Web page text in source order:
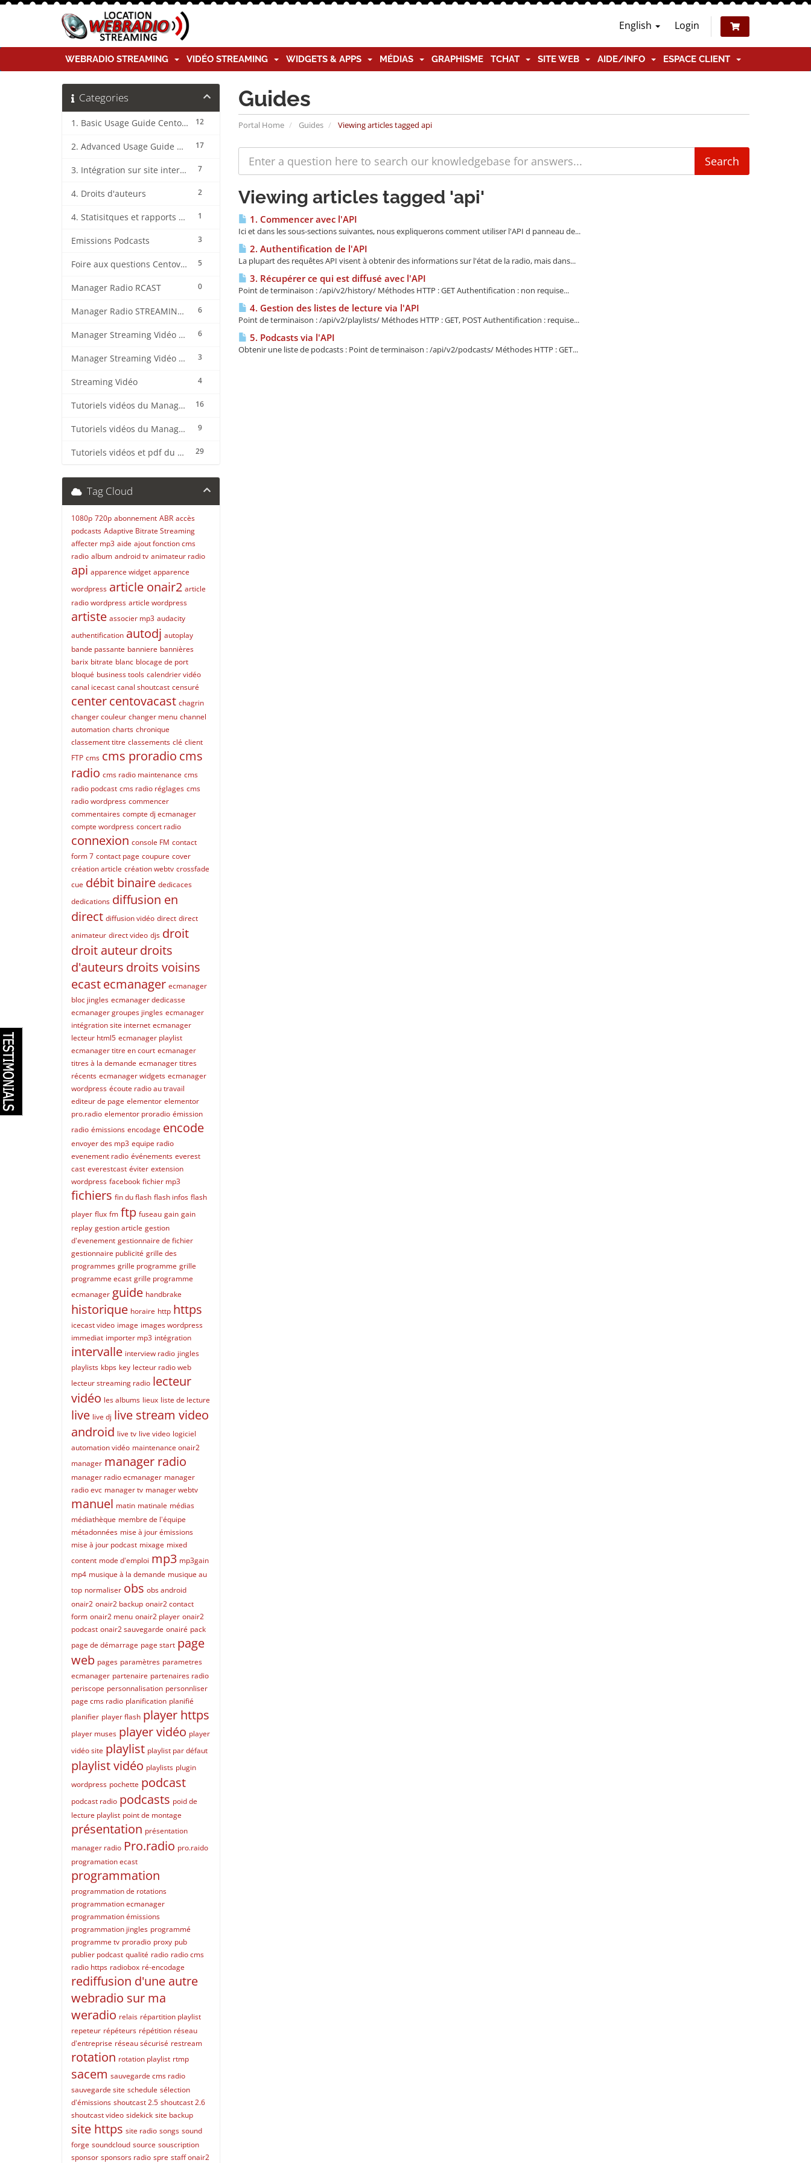
English Login
WEBRADIO STREAMING VIDÉO STREAMING WIDGETS & APPS MÉDIAS GRAPHISME TCHAT SITE WEB AIDE/INFO ESPACE CLIENT
Guides
Portal Home Guides Viewing articles tagged api
Categories
12
1. Basic Usage Guide CentovaCast
17
2. Advanced Usage Guide CentovaCast
7
3. Intégration sur site internet CentovaCast
2
4. Droits d'auteurs
1
4. Statisitques et rapports CentovaCast
3
Emissions Podcasts
5
Foire aux questions CentovaCast
0
Manager Radio RCAST
6
Manager Radio STREAMING CENTER
6
Manager Streaming Vidéo TVMCP
3
Manager Streaming Vidéo VDO
4
Streaming Vidéo
16
Tutoriels vidéos du Manager Radio CentovaCast
9
Tutoriels vidéos du Manager Radio STREAMING CENTER
29
Tutoriels vidéos et pdf du CMS Radio Wordpress + OnAir2/Pro.Radio
Viewing articles tagged 'api'
1. Commencer avec l'API
Ici et dans les sous-sections suivantes, nous expliquerons comment utiliser l'API d panneau de...
2. Authentification de l'API
La plupart des requêtes API visent à obtenir des informations sur l'état de la radio, mais dans...
3. Récupérer ce qui est diffusé avec l'API
Point de terminaison : /api/v2/history/ Méthodes HTTP : GET Authentification : non requise...
4. Gestion des listes de lecture via l'API
Point de terminaison : /api/v2/playlists/ Méthodes HTTP : GET, POST Authentification : requise...
5. Podcasts via l'API
Obtenir une liste de podcasts : Point de terminaison : /api/v2/podcasts/ Méthodes HTTP : GET...
Tag Cloud
1080p 720p abonnement ABR accès
podcasts Adaptive Bitrate Streaming
affecter mp3 aide ajout fonction cms
radio album android tv animateur radio
api apparence widget apparence
wordpress article onair2 article
radio wordpress article wordpress
artiste associer mp3 audacity
authentification autodj autoplay
bande passante banniere bannières
barix bitrate blanc blocage de port
bloqué business tools calendrier vidéo
canal icecast canal shoutcast censuré
centercentovacast chagrin
changer couleur changer menu channel
automation charts chronique
classement titre classements clé client
FTP cms cms proradio cms
radio cms radio maintenance cms
radio podcast cms radio réglages cms
radio wordpress commencer
commentaires compte dj ecmanager
compte wordpress concert radio
connexion console FM contact
form 7 contact page coupure cover
création article création webtv crossfade
cue débit binaire dedicaces
dedications diffusion en
direct diffusion vidéo direct direct
animateur direct video djs droit
droit auteurdroits
d'auteurs droits voisins
ecastecmanager ecmanager
bloc jingles ecmanager dedicasse
ecmanager groupes jingles ecmanager
intégration site internet ecmanager
lecteur html5 ecmanager playlist
ecmanager titre en court ecmanager
titres à la demande ecmanager titres
récents ecmanager widgets ecmanager
wordpress écoute radio au travail
editeur de page elementor elementor
pro.radio elementor proradio émission
radio émissions encodage encode
envoyer des mp3 equipe radio
evenement radio événements everest
cast everestcast éviter extension
wordpress facebook fichier mp3
fichiers fin du flash flash infos flash
player flux fm ftp fuseau gain gain
replay gestion article gestion
d'evenement gestionnaire de fichier
gestionnaire publicité grille des
programmes grille programme grille
programme ecast grille programme
ecmanager guide handbrake
historique horaire http https
icecast video image images wordpress
immediat importer mp3 intégration
intervalle interview radio jingles
playlists kbps key lecteur radio web
lecteur streaming radio lecteur
vidéo les albums lieux liste de lecture
live live dj live stream video
android live tv live video logiciel
automation vidéo maintenance onair2
manager manager radio
manager radio ecmanager manager
radio evc manager tv manager webtv
manuel matin matinale médias
médiathèque membre de l'équipe
métadonnées mise à jour émissions
mise à jour podcast mixage mixed
content mode d'emploi mp3 mp3gain
mp4 musique à la demande musique au
top normaliser obs obs android
onair2 onair2 backup onair2 contact
form onair2 menu onair2 player onair2
podcast onair2 sauvegarde onairé pack
page de démarrage page start page
web pages paramètres parametres
ecmanager partenaire partenaires radio
periscope personnalisation personnliser
page cms radio planification planifié
planifier player flash player https
player muses player vidéo player
vidéo site playlist playlist par défaut
playlist vidéo playlists plugin
wordpress pochette podcast
podcast radio podcasts poid de
lecture playlist point de montage
présentation présentation
manager radio Pro.radio pro.raido
programation ecast
programmation
programmation de rotations
programmation ecmanager
programmation émissions
programmation jingles programmé
programme tv proradio proxy pub
publier podcast qualité radio radio cms
radio https radiobox ré-encodage
rediffusion d'une autre
webradio sur ma
weradio relais répartition playlist
repeteur répéteurs répétition réseau
d'entreprise réseau sécurisé restream
rotation rotation playlist rtmp
sacem sauvegarde cms radio
sauvegarde site schedule sélection
d'émissions shoutcast 2.5 shoutcast 2.6
shoutcast video sidekick site backup
site https site radio songs sound
forge soundcloud source souscription
sponsor sponsors radio spre staff onair2